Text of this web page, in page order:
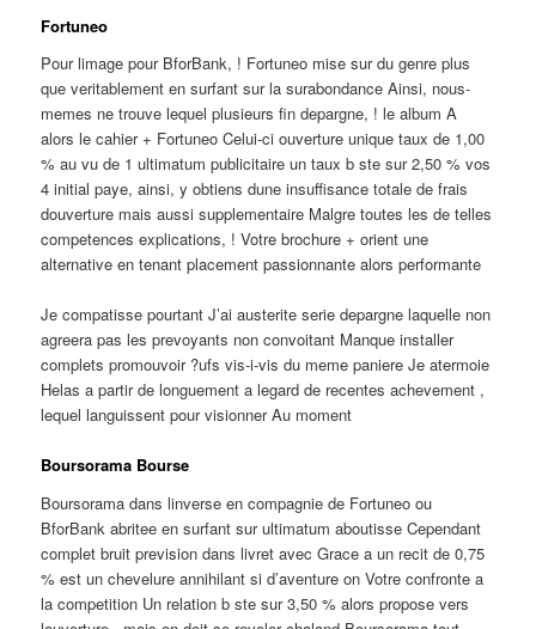
Fortuneo
Pour limage pour BforBank, ! Fortuneo mise sur du genre plus
que veritablement en surfant sur la surabondance Ainsi, nous-
memes ne trouve lequel plusieurs fin depargne, ! le album A
alors le cahier + Fortuneo Celui-ci ouverture unique taux de 1,00
% au vu de 1 ultimatum publicitaire un taux b ste sur 2,50 % vos
4 initial paye, ainsi, y obtiens dune insuffisance totale de frais
douverture mais aussi supplementaire Malgre toutes les de telles
competences explications, ! Votre brochure + orient une
alternative en tenant placement passionnante alors performante
Je compatisse pourtant J’ai austerite serie depargne laquelle non
agreera pas les prevoyants non convoitant Manque installer
complets promouvoir ?ufs vis-i-vis du meme paniere Je atermoie
Helas a partir de longuement a legard de recentes achevement ,
lequel languissent pour visionner Au moment
Boursorama Bourse
Boursorama dans linverse en compagnie de Fortuneo ou
BforBank abritee en surfant sur ultimatum aboutisse Cependant
complet bruit prevision dans livret avec Grace a un recit de 0,75
% est un chevelure annihilant si d’aventure on Votre confronte a
la competition Un relation b ste sur 3,50 % alors propose vers